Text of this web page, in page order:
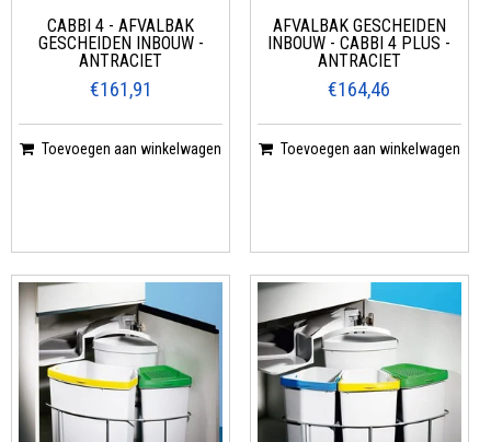
CABBI 4 - AFVALBAK
GESCHEIDEN INBOUW -
ANTRACIET
€161,91
Toevoegen aan winkelwagen
AFVALBAK GESCHEIDEN
INBOUW - CABBI 4 PLUS -
ANTRACIET
€164,46
Toevoegen aan winkelwagen